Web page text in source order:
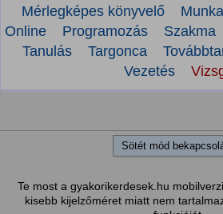
Mérlegképes könyvelő
Munka
Online
Programozás Szakma
Tanulás
Targonca
Vezetés
Sötét mód
Te most a gyakorikerdesek.hu
kisebb kijelzőméret miatt nem